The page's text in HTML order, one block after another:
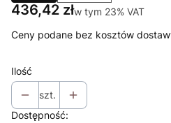
Cena
436,42 złw tym 23% VAT
w tym 23% VAT
Ceny podane bez kosztów
Ilość
szt.
Dostępność: